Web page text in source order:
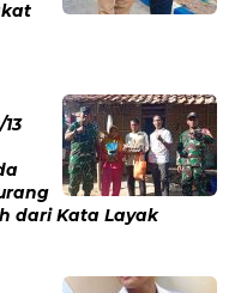
dari Kata Layak